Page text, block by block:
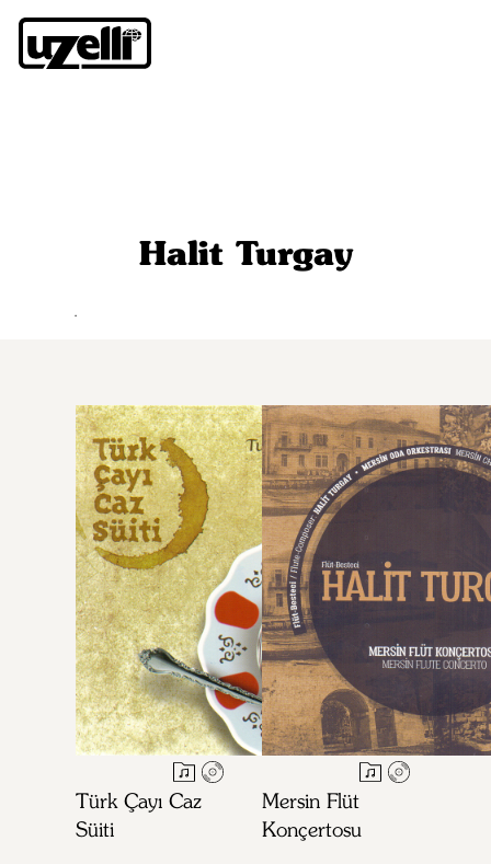
Halit Turgay
.
Türk Çayı Caz
Süiti
Mersin Flüt
Konçertosu